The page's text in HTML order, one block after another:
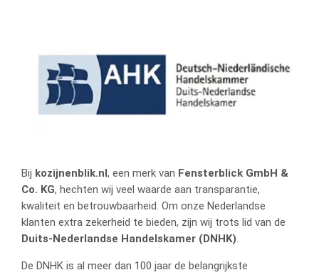
Bij kozijnenblik.nl, een merk van Fensterblick GmbH &
Co. KG, hechten wij veel waarde aan transparantie,
kwaliteit en betrouwbaarheid. Om onze Nederlandse
klanten extra zekerheid te bieden, zijn wij trots lid van de
Duits-Nederlandse Handelskamer (DNHK).
De DNHK is al meer dan 100 jaar de belangrijkste